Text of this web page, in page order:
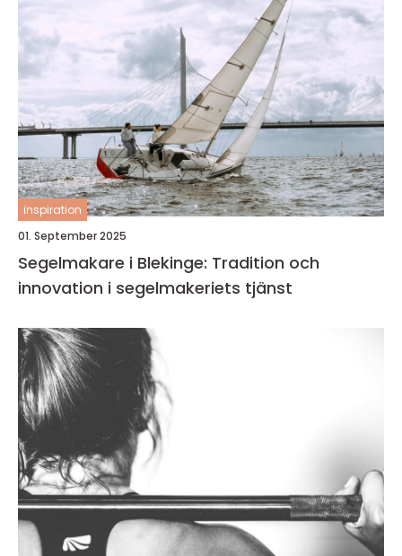
inspiration
01. September 2025
Segelmakare i Blekinge: Tradition och
innovation i segelmakeriets tjänst